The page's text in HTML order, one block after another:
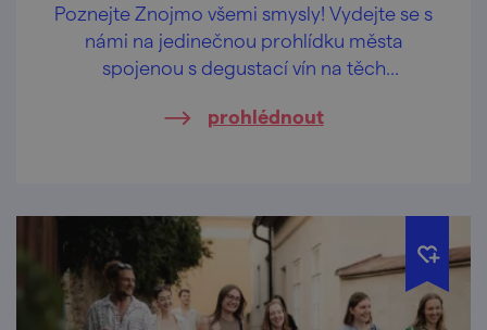
Poznejte Znojmo všemi smysly! Vydejte se s
námi na jedinečnou prohlídku města
spojenou s degustací vín na těch
prohlédnout